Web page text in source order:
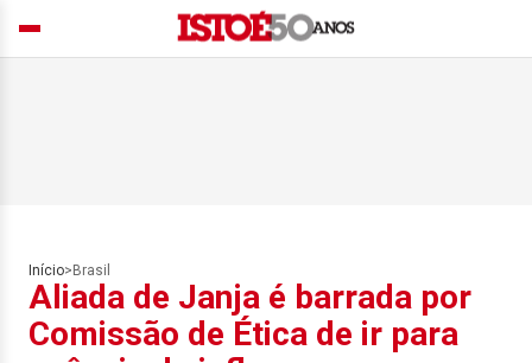
Início> Brasil
Aliada de Janja é barrada por
Comissão de Ética de ir para